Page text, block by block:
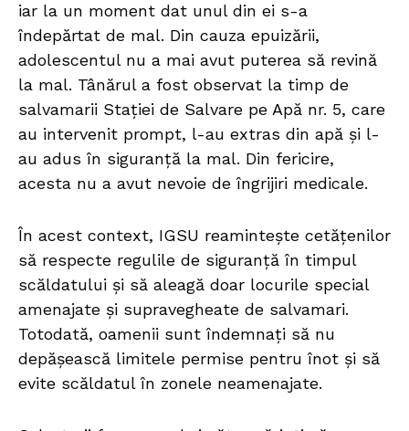
iar la un moment dat unul din ei s-a
îndepărtat de mal. Din cauza epuizării,
adolescentul nu a mai avut puterea să revină
la mal. Tânărul a fost observat la timp de
salvamarii Stației de Salvare pe Apă nr. 5, care
au intervenit prompt, l-au extras din apă și l-
au adus în siguranță la mal. Din fericire,
acesta nu a avut nevoie de îngrijiri medicale.
În acest context, IGSU reamintește cetățenilor
să respecte regulile de siguranță în timpul
scăldatului și să aleagă doar locurile special
amenajate și supravegheate de salvamari.
Totodată, oamenii sunt îndemnați să nu
depășească limitele permise pentru înot și să
evite scăldatul în zonele neamenajate.